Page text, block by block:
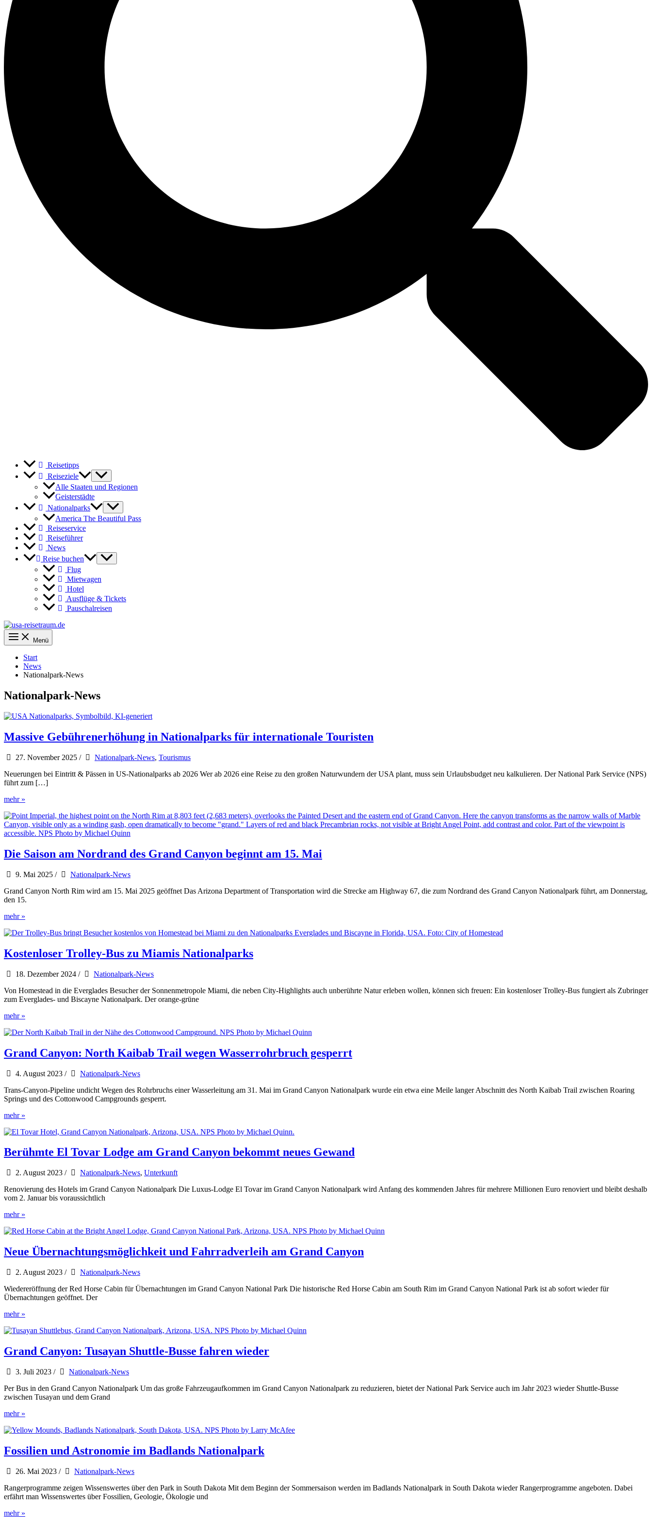
Reisetipps
Reiseziele
Alle Staaten und Regionen
Geisterstädte
Nationalparks
America The Beautiful Pass
Reiseservice
Reiseführer
News
Reise buchen
Flug
Mietwagen
Hotel
Ausflüge & Tickets
Pauschalreisen
Menü
Start
News
Nationalpark-News
Nationalpark-News
Massive Gebührenerhöhung in Nationalparks für internationale Touristen
27. November 2025 / Nationalpark-News, Tourismus
Neuerungen bei Eintritt & Pässen in US-Nationalparks ab 2026 Wer ab 2026 eine Reise zu den großen Naturwundern der USA plant, muss sein Urlaubsbudget neu kalkulieren. Der National Park Service (NPS)
führt zum […]
Massive
in
Nationalparks
für
Touristen
mehr »
Die Saison am Nordrand des Grand Canyon beginnt am 15. Mai
9. Mai 2025 /
Nationalpark-News
Grand Canyon North Rim wird am 15. Mai 2025 geöffnet Das Arizona Department of Transportation wird die Strecke am Highway 67, die zum Nordrand des Grand Canyon Nationalpark führt, am Donnerstag,
den 15.
Die
am
des
Grand
beginnt
15.
Mai
mehr »
Kostenloser Trolley-Bus zu Miamis Nationalparks
18. Dezember 2024 /
Nationalpark-News
Von Homestead in die Everglades Besucher der Sonnenmetropole Miami, die neben City-Highlights auch unberührte Natur erleben wollen, können sich freuen: Ein kostenloser Trolley-Bus fungiert als Zubringer
zum Everglades- und Biscayne Nationalpark. Der orange-grüne
Kostenloser
Bus
Miamis
Nationalparks
mehr »
Grand Canyon: North Kaibab Trail wegen Wasserrohrbruch gesperrt
4. August 2023 /
Nationalpark-News
Trans-Canyon-Pipeline undicht Wegen des Rohrbruchs einer Wasserleitung am 31. Mai im Grand Canyon Nationalpark wurde ein etwa eine Meile langer Abschnitt des North Kaibab Trail zwischen Roaring
Springs und des Cottonwood Campgrounds gesperrt.
Grand
North
Trail
wegen
gesperrt
mehr »
Berühmte El Tovar Lodge am Grand Canyon bekommt neues Gewand
2. August 2023 / Nationalpark-News, Unterkunft
Renovierung des Hotels im Grand Canyon Nationalpark Die Luxus-Lodge El Tovar im Grand Canyon Nationalpark wird Anfang des kommenden Jahres für mehrere Millionen Euro renoviert und bleibt deshalb
vom 2. Januar bis voraussichtlich
Berühmte
Tovar
am
Grand
bekommt
Gewand
mehr »
Neue Übernachtungsmöglichkeit und Fahrradverleih am Grand Canyon
2. August 2023 /
Nationalpark-News
Wiedereröffnung der Red Horse Cabin für Übernachtungen im Grand Canyon National Park Die historische Red Horse Cabin am South Rim im Grand Canyon National Park ist ab sofort wieder für
Übernachtungen geöffnet. Der
Neue
und
am
Grand
mehr »
Grand Canyon: Tusayan Shuttle-Busse fahren wieder
3. Juli 2023 /
Nationalpark-News
Per Bus in den Grand Canyon Nationalpark Um das große Fahrzeugaufkommen im Grand Canyon Nationalpark zu reduzieren, bietet der National Park Service auch im Jahr 2023 wieder Shuttle-Busse
zwischen Tusayan und dem Grand
Grand
Tusayan
Busse
fahren
mehr »
Fossilien und Astronomie im Badlands Nationalpark
26. Mai 2023 /
Nationalpark-News
Rangerprogramme zeigen Wissenswertes über den Park in South Dakota Mit dem Beginn der Sommersaison werden im Badlands Nationalpark in South Dakota wieder Rangerprogramme angeboten. Dabei
erfährt man Wissenswertes über Fossilien, Geologie, Ökologie und
Fossilien
mehr »